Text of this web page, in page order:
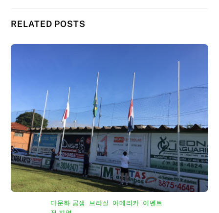
RELATED POSTS
다문화 공생 브라질 아메리카 이벤트